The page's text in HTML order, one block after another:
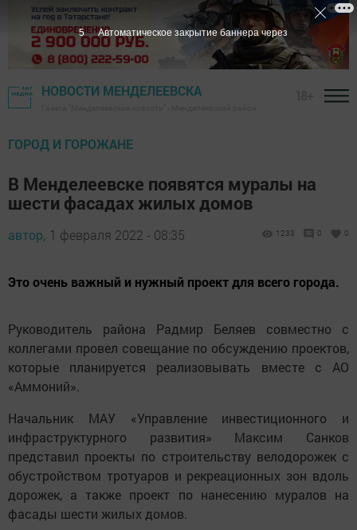
НОВОСТИ МЕНДЕЛЕЕВСКА
ГОРОД И ГОРОЖАНЕ
В Менделеевске появятся муралы на
шести фасадах жилых домов
автор, 1 февраля 2022 - 08:35 1233 0 0
Это очень важный и нужный проект для всего города.
Руководитель района Радмир Беляев совместно с
коллегами провел совещание по обсуждению проектов,
которые планируется реализовывать вместе с АО
«Аммоний».
Начальник МАУ «Управление инвестиционного и
инфраструктурного развития» Максим Санков
представил проекты по строительству велодорожек с
обустройством тротуаров и рекреационных зон вдоль
дорожек, а также проект по нанесению муралов на
фасады шести жилых домов.
4 Автоматическое закрытие баннера через